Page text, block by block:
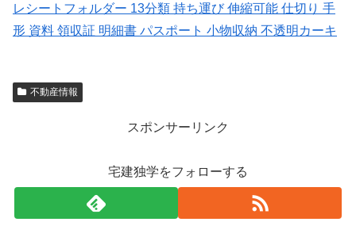
レシートフォルダー 13分類 持ち運び 伸縮可能 仕切り 手
形 資料 領収証 明細書 パスポート 小物収納 不透明カーキ
不動産情報
スポンサーリンク
宅建独学をフォローする